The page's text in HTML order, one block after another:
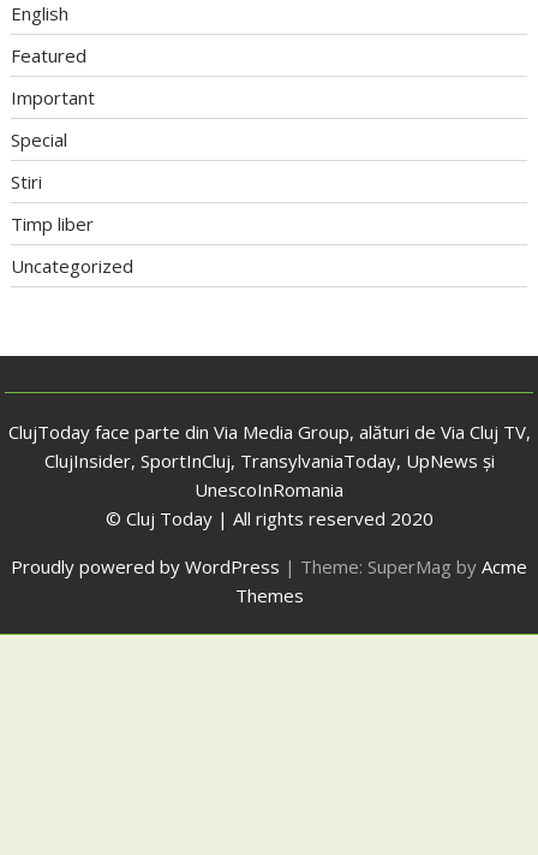
English
Featured
Important
Special
Stiri
Timp liber
Uncategorized
ClujToday face parte din Via Media Group, alături de Via Cluj TV,
ClujInsider, SportInCluj, TransylvaniaToday, UpNews și
UnescoInRomania
© Cluj Today | All rights reserved 2020
Proudly powered by WordPress | Theme: SuperMag by Acme
Themes